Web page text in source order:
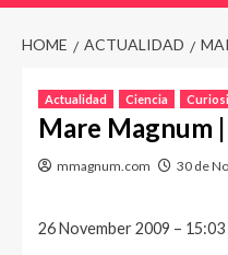
HOME ACTUALIDAD
Actualidad Ciencia
Mare Magnum
mmagnum.com 30 de
26 November 2009 –